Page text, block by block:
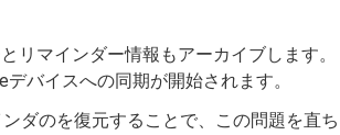
リマインダー情報もアーカイブします。
デバイスへの同期が開始されます。
ダのを復元することで、この問題を直ち